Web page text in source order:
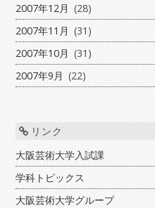
2007年12月 (28)
2007年11月 (31)
2007年10月 (31)
2007年9月 (22)
リンク
大阪芸術大学入試課
学科トピックス
大阪芸術大学グループ